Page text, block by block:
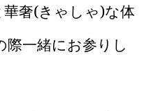
奢(きゃしゃ)な体
一緒にお参りし